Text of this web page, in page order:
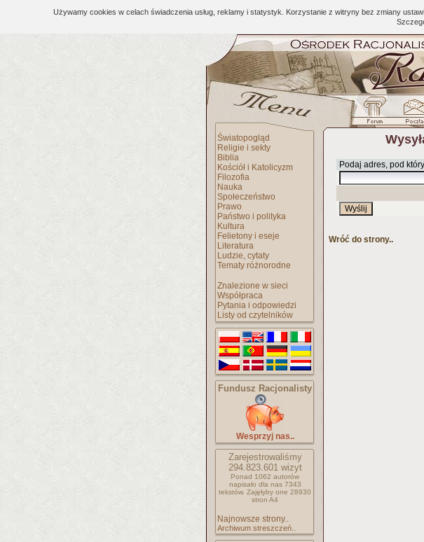
Używamy cookies w celach świadczenia usług, reklamy i statystyk. Korzystanie z witryny bez zmiany
Światopogląd
Religie i sekty
Biblia
Kościół i Katolicyzm
Filozofia
Nauka
Społeczeństwo
Prawo
Państwo i polityka
Kultura
Felietony i eseje
Literatura
Ludzie, cytaty
Tematy różnorodne
Znalezione w sieci
Współpraca
Pytania i odpowiedzi
Listy od czytelników
Fundusz Racjonalisty
Wesprzyj nas..
Zarejestrowaliśmy
294.823.601wizyt
Ponad 1062 autorów
napisało dla nas 7343
tekstów. Zajęłyby one 28930
stron A4
Najnowsze strony..
Archiwum streszczeń..
Podaj adres, pod
Wróć do strony..